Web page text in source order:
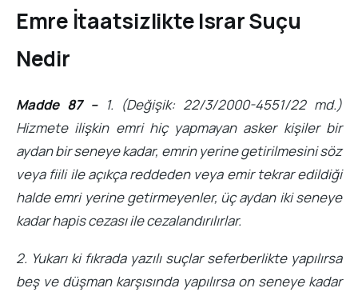
Emre İtaatsizlikte Israr Suçu
Nedir
Madde 87 –1. (Değişik: 22/3/2000-4551/22 md.)
Hizmete ilişkin emri hiç yapmayan asker kişiler bir
aydan bir seneye kadar, emrin yerine getirilmesini söz
veya fiili ile açıkça reddeden veya emir tekrar edildiği
halde emri yerine getirmeyenler, üç aydan iki seneye
kadar hapis cezası ile cezalandırılırlar.
2. Yukarı ki fıkrada yazılı suçlar seferberlikte yapılırsa
beş ve düşman karşısında yapılırsa on seneye kadar